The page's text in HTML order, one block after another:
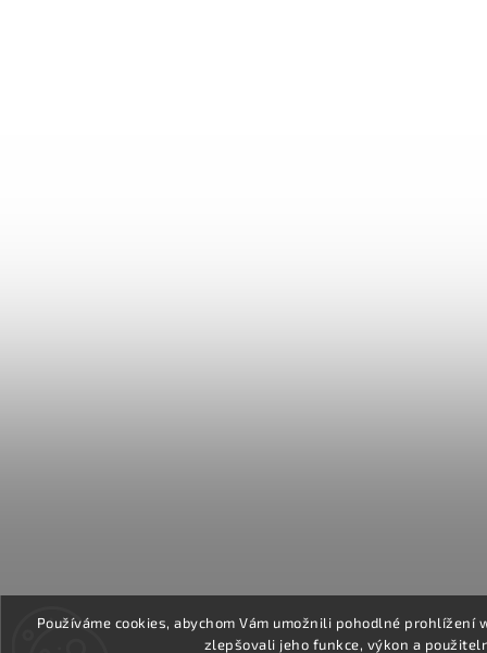
Používáme cookies, abychom Vám umožnili pohodlné
zlepšovali jeho funkce, výkon a